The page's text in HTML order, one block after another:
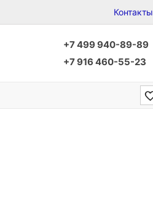
Контакты
+7 499 940-89-89
+7 916 460-55-23